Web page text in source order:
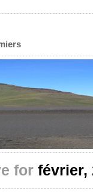
for février,